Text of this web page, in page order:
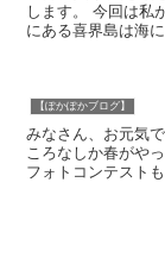
します。 今回は私が夏休みに訪れた喜界島についてです。 鹿児島県
【ぽかぽかブログ】
みなさん、お元気
ころなしか春がやってきた気
フォトコンテスト